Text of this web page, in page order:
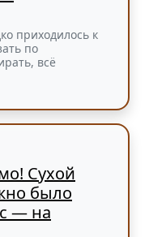
приходилось к
по
всё
Сухой
было
— на